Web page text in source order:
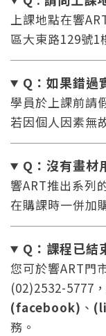
您將收到一
系統
點擊下方「
上課地點在響
區大東路129號1
Q：如果錯過
學員於上課前請
若因個人因素無
Q：沒有畫材
響ART推出系列
在購課時一併加
Q：課程已結
您可於響ART門
(02)2532-5777
(facebook) 、
務。